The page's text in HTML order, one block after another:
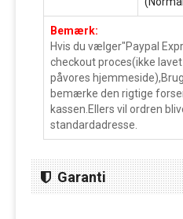
Bemærk:
Hvis du vælger"Paypal
checkout proces(ikke
påvores
bemærke den rigtige
kassen.Ellers vil ordren
standardadresse.
Garanti